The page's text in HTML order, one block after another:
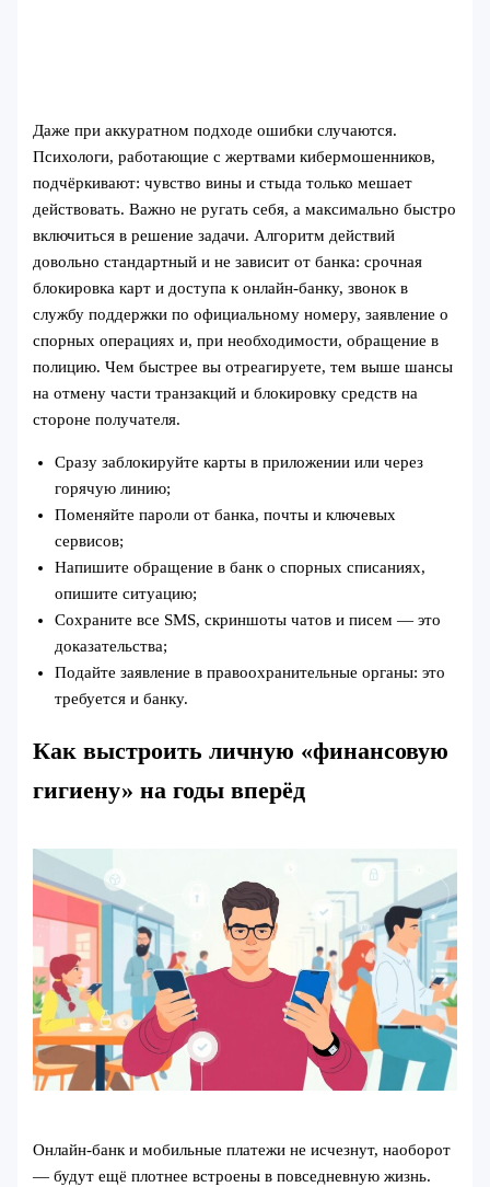
Даже при аккуратном подходе ошибки случаются.
Психологи, работающие с жертвами кибермошенников,
подчёркивают: чувство вины и стыда только мешает
действовать. Важно не ругать себя, а максимально быстро
включиться в решение задачи. Алгоритм действий
довольно стандартный и не зависит от банка: срочная
блокировка карт и доступа к онлайн-банку, звонок в
службу поддержки по официальному номеру, заявление о
спорных операциях и, при необходимости, обращение в
полицию. Чем быстрее вы отреагируете, тем выше шансы
на отмену части транзакций и блокировку средств на
стороне получателя.
Сразу заблокируйте карты в приложении или через
горячую линию;
Поменяйте пароли от банка, почты и ключевых
сервисов;
Напишите обращение в банк о спорных списаниях,
опишите ситуацию;
Сохраните все SMS, скриншоты чатов и писем — это
доказательства;
Подайте заявление в правоохранительные органы: это
требуется и банку.
Как выстроить личную «финансовую
гигиену» на годы вперёд
Онлайн-банк и мобильные платежи не исчезнут, наоборот
— будут ещё плотнее встроены в повседневную жизнь.